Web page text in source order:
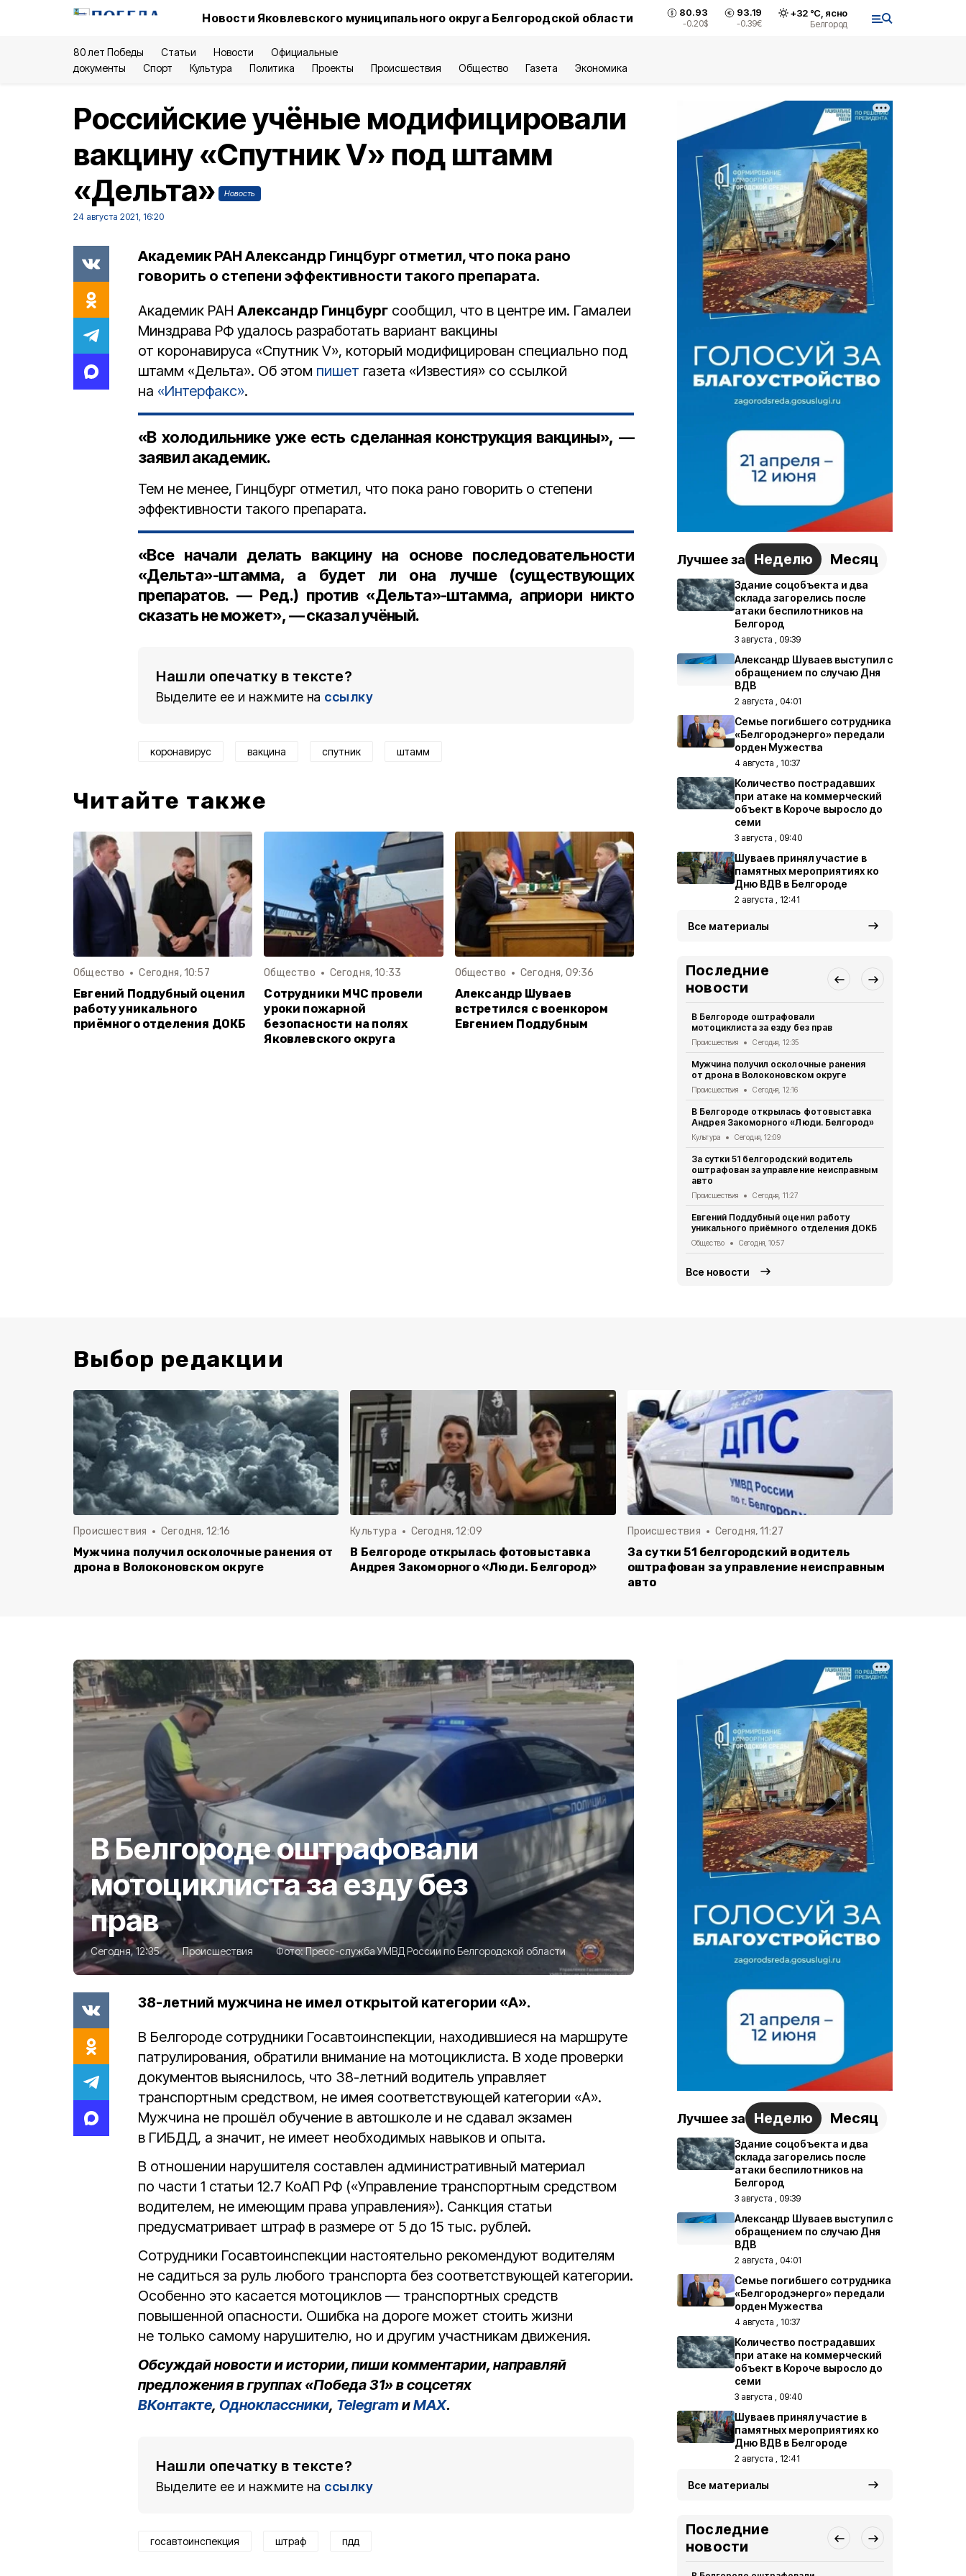
Новости Яковлевского муниципального округа Белгородской области 80.93
-0.20$
93.19
-0.39€
+32°С, ясно
Белгород
80 лет Победы Статьи Новости
Официальные
документы
Спорт Культура Политика Проекты Происшествия Общество Газета Экономика
Российские учёные модифицировали
вакцину «Спутник V» под штамм
«Дельта»
Новость
24 августа 2021, 16:20
Академик РАН Александр Гинцбург отметил, что пока рано
говорить о степени эффективности такого препарата.
Академик РАН Александр Гинцбург сообщил, что в центре им. Гамалеи
Минздрава РФ удалось разработать вариант вакцины
от коронавируса «Спутник V», который модифицирован специально под
штамм «Дельта». Об этом пишет газета «Известия» со ссылкой
на «Интерфакс».
«В холодильнике уже есть сделанная конструкция вакцины», —
заявил академик.
Тем не менее, Гинцбург отметил, что пока рано говорить о степени
эффективности такого препарата.
«Все начали делать вакцину на основе последовательности
«Дельта»-штамма, а будет ли она лучше (существующих
препаратов. — Ред.) против «Дельта»-штамма, априори никто
сказать не может», — сказал учёный.
Нашли опечатку в тексте?
Выделите ее и нажмите на ссылку
коронавирус вакцина спутник штамм
Читайте также
Общество Сегодня, 10:57
Евгений Поддубный оценил
работу уникального
приёмного отделения ДОКБ
Общество Сегодня, 10:33
Сотрудники МЧС провели
уроки пожарной
безопасности на полях
Яковлевского округа
Общество Сегодня, 09:36
Александр Шуваев
встретился с военкором
Евгением Поддубным
Лучшее за Неделю Месяц
Здание соцобъекта и два
склада загорелись после
атаки беспилотников на
Белгород
3 августа , 09:39
Александр Шуваев выступил с
обращением по случаю Дня
ВДВ
2 августа , 04:01
Семье погибшего сотрудника
«Белгородэнерго» передали
орден Мужества
4 августа , 10:37
Количество пострадавших
при атаке на коммерческий
объект в Короче выросло до
семи
3 августа , 09:40
Шуваев принял участие в
памятных мероприятиях ко
Дню ВДВ в Белгороде
2 августа , 12:41
Все материалы
Последние
новости
В Белгороде оштрафовали
мотоциклиста за езду без прав
Происшествия Сегодня, 12:35
Мужчина получил осколочные ранения
от дрона в Волоконовском округе
Происшествия Сегодня, 12:16
В Белгороде открылась фотовыставка
Андрея Закоморного «Люди. Белгород»
Культура Сегодня, 12:09
За сутки 51 белгородский водитель
оштрафован за управление неисправным
авто
Происшествия Сегодня, 11:27
Евгений Поддубный оценил работу
уникального приёмного отделения ДОКБ
Общество Сегодня, 10:57
Все новости
Выбор редакции
Происшествия Сегодня, 12:16
Мужчина получил осколочные ранения от
дрона в Волоконовском округе
Культура Сегодня, 12:09
В Белгороде открылась фотовыставка
Андрея Закоморного «Люди. Белгород»
Происшествия Сегодня, 11:27
За сутки 51 белгородский водитель
оштрафован за управление неисправным
авто
В Белгороде оштрафовали
мотоциклиста за езду без
прав
Сегодня, 12:35 Происшествия Фото:Пресс-служба УМВД России по Белгородской области
38-летний мужчина не имел открытой категории «А».
В Белгороде сотрудники Госавтоинспекции, находившиеся на маршруте
патрулирования, обратили внимание на мотоциклиста. В ходе проверки
документов выяснилось, что 38-летний водитель управляет
транспортным средством, не имея соответствующей категории «А».
Мужчина не прошёл обучение в автошколе и не сдавал экзамен
в ГИБДД, а значит, не имеет необходимых навыков и опыта.
В отношении нарушителя составлен административный материал
по части 1 статьи 12.7 КоАП РФ («Управление транспортным средством
водителем, не имеющим права управления»). Санкция статьи
предусматривает штраф в размере от 5 до 15 тыс. рублей.
Сотрудники Госавтоинспекции настоятельно рекомендуют водителям
не садиться за руль любого транспорта без соответствующей категории.
Особенно это касается мотоциклов — транспортных средств
повышенной опасности. Ошибка на дороге может стоить жизни
не только самому нарушителю, но и другим участникам движения.
Обсуждай новости и истории, пиши комментарии, направляй
предложения в группах «Победа 31» в соцсетях
ВКонтакте, Одноклассники, Telegram иMAX.
Нашли опечатку в тексте?
Выделите ее и нажмите на ссылку
госавтоинспекция штраф пдд
Лучшее за Неделю Месяц
Здание соцобъекта и два
склада загорелись после
атаки беспилотников на
Белгород
3 августа , 09:39
Александр Шуваев выступил с
обращением по случаю Дня
ВДВ
2 августа , 04:01
Семье погибшего сотрудника
«Белгородэнерго» передали
орден Мужества
4 августа , 10:37
Количество пострадавших
при атаке на коммерческий
объект в Короче выросло до
семи
3 августа , 09:40
Шуваев принял участие в
памятных мероприятиях ко
Дню ВДВ в Белгороде
2 августа , 12:41
Все материалы
Последние
новости